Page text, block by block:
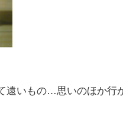
遠いもの…思いのほか行